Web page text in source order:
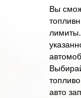
Вы
авто